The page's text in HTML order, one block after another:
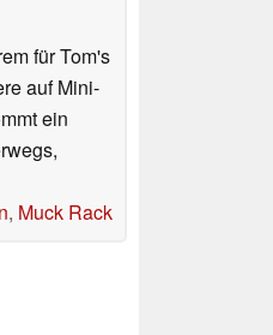
für Tom's
auf Mini-
ein
, Muck Rack